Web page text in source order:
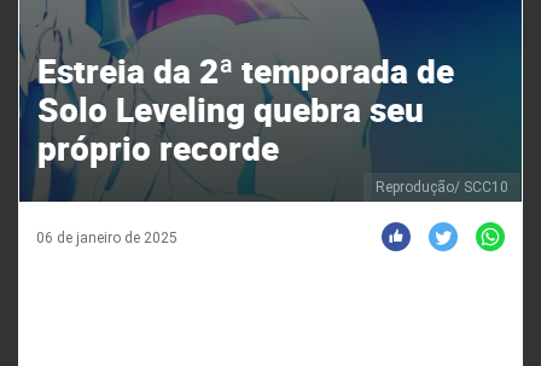
Reprodução/ SCC10
Estreia da 2ª temporada de
Solo Leveling quebra seu
próprio recorde
06 de janeiro de 2025